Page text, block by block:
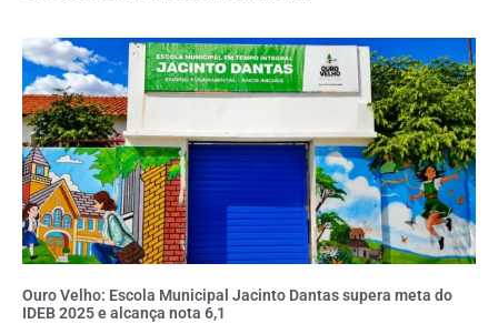
Ouro Velho: Escola Municipal Jacinto Dantas supera meta do
IDEB 2025 e alcança nota 6,1